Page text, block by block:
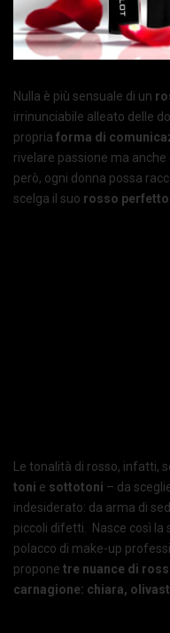
Nulla è più sensuale di un
irrinunciabile alleato delle
propria forma di
rivelare passione ma
però, ogni donna possa
scelga il suo rosso perfetto
Le tonalità di rosso,
toni e sottotoni – da
indesiderato: da arma di
piccoli difetti. Nasce così la
polacco di make-up
propone tre nuance di
carnagione: chiara,